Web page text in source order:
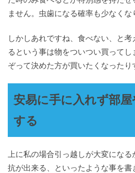
ません。虫歯になる確率も少なくな
しかしあれですね、食べない、と
るという事は物をついつい買って
ぞって決めた方が買いたくなったり
安易に手に入れず部屋
する
上に私の場合引っ越しが大変にな
抗が出来る、といったような事を書